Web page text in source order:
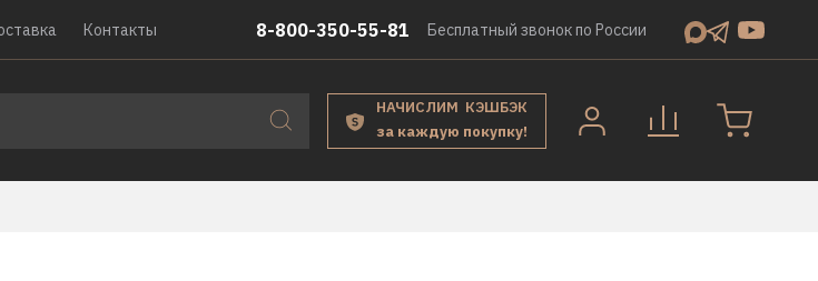
Контакты 8-800-350-55-81 Бесплатный звонок по России
НАЧИСЛИМ КЭШБЭК
за каждую покупку!